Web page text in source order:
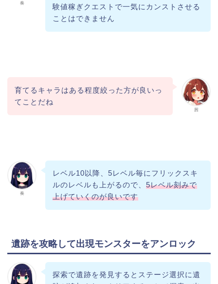
奏
験値稼ぎクエストで一気にカンストさせる
ことはできません
茜
育てるキャラはある程度絞った方が良いっ
てことだね
奏
レベル10以降、5レベル毎にフリックスキ
ルのレベルも上がるので、 5レベル刻みで
上げていくのが良いです
遺跡を攻略して出現モンスターをアンロック
探索で遺跡を発見するとステージ選択に遺